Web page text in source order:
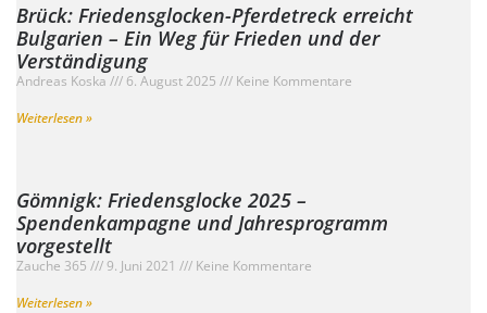
Brück: Friedensglocken-Pferdetreck erreicht
Bulgarien – Ein Weg für Frieden und der
Verständigung
Andreas Koska 6. August 2025
Keine Kommentare
Weiterlesen »
Gömnigk: Friedensglocke 2025 –
Spendenkampagne und Jahresprogramm
vorgestellt
Zauche 365 9. Juni 2021
Keine Kommentare
Weiterlesen »